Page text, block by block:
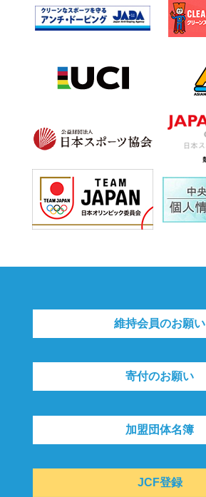
維持会員のお願い
寄付のお願い
加盟団体名簿
JCF登録